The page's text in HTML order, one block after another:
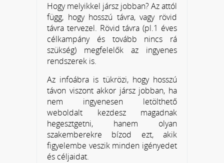
Hogy melyikkel jársz jobban? Az attól
függ, hogy hosszú távra, vagy rövid
távra tervezel. Rövid távra (pl.1 éves
célkampány és tovább nincs rá
szükség) megfelelők az ingyenes
rendszerek is.
Az infoábra is tükrözi, hogy hosszú
távon viszont akkor jársz jobban, ha
nem ingyenesen letölthető
weboldalt kezdesz magadnak
hegesztgetni, hanem olyan
szakemberekre bízod ezt, akik
figyelembe veszik minden igényedet
és céljaidat.